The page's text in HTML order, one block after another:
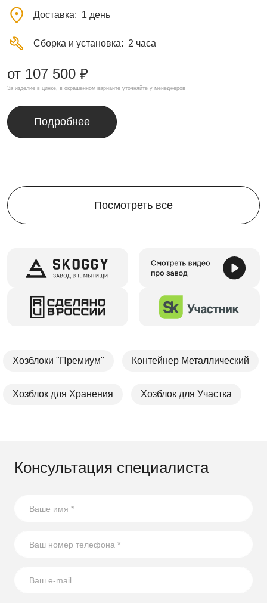
Доставка 1 день
Сборка и установка 2 часа
от 107 500 ₽
За изделие в цинке, в окрашенном варианте уточняйте у менеджеров
Подробнее
Посмотреть все
Хозблоки "Премиум" Контейнер Металлический
Хозблок для Хранения Хозблок для Участка
Консультация специалиста